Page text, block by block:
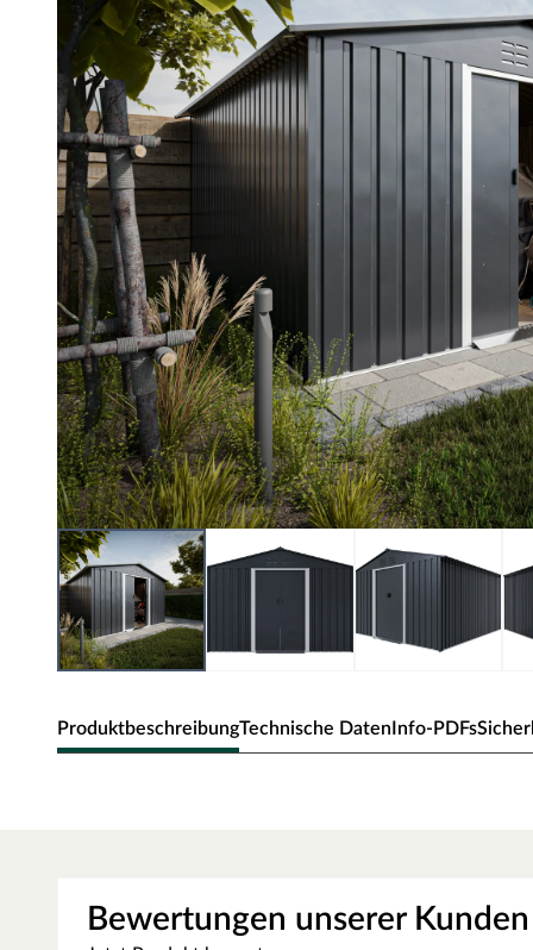
ProduktbeschreibungTechnische DatenInfo-PDFs
Das Häuschen besteht aus verzinktem Metall und ist
Die Grundfläche des Gartenhauses beträgt 8,3 m².
Bewertungen unserer Kunden